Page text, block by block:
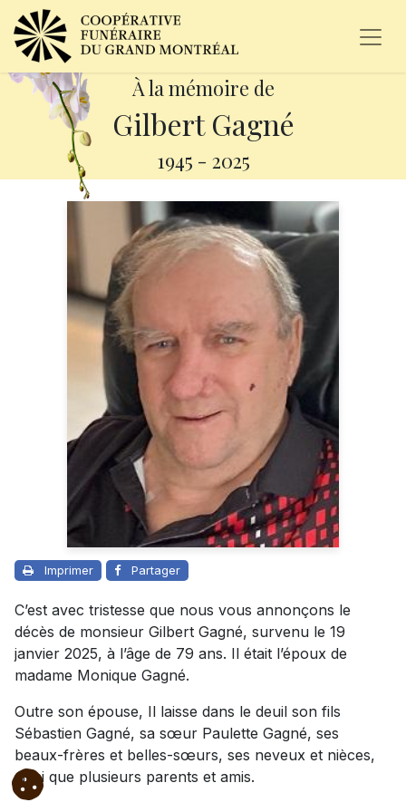
À la mémoire de
Gilbert Gagné
1945 - 2025
Imprimer Partager
C’est avec tristesse que nous vous annonçons le
décès de monsieur Gilbert Gagné, survenu le 19
janvier 2025, à l’âge de 79 ans. Il était l’époux de
madame Monique Gagné.
Outre son épouse, Il laisse dans le deuil son fils
Sébastien Gagné, sa sœur Paulette Gagné, ses
beaux-frères et belles-sœurs, ses neveux et nièces,
ainsi que plusieurs parents et amis.